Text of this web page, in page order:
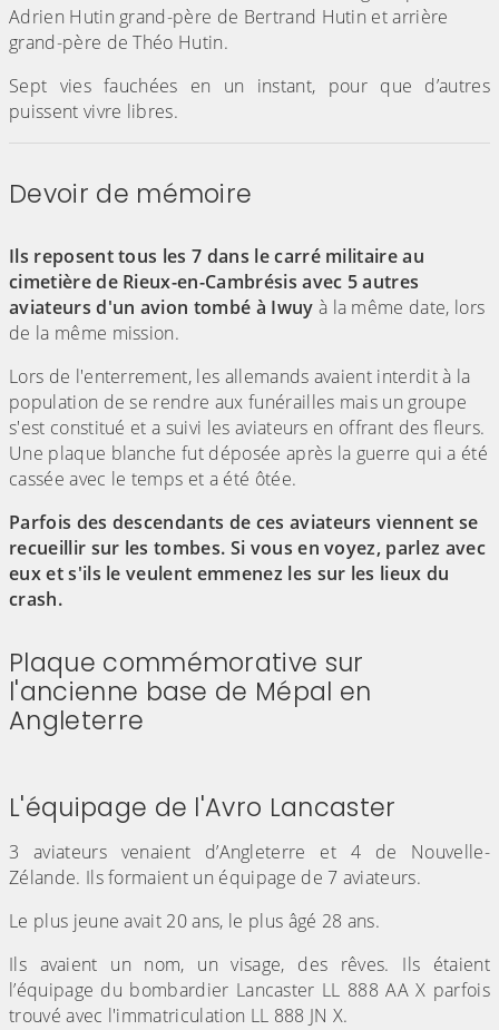
Adrien Hutin grand-père de Bertrand Hutin et arrière
grand-père de Théo Hutin.
Sept vies fauchées en un instant, pour que d’autres
puissent vivre libres.
Devoir de mémoire
Ils reposent tous les 7 dans le carré militaire au
cimetière de Rieux-en-Cambrésis avec 5 autres
aviateurs d'un avion tombé à Iwuy à la même date, lors
de la même mission.
Lors de l'enterrement, les allemands avaient interdit à la
population de se rendre aux funérailles mais un groupe
s'est constitué et a suivi les aviateurs en offrant des fleurs.
Une plaque blanche fut déposée après la guerre qui a été
cassée avec le temps et a été ôtée.
Parfois des descendants de ces aviateurs viennent se
recueillir sur les tombes. Si vous en voyez, parlez avec
eux et s'ils le veulent emmenez les sur les lieux du
crash.
Plaque commémorative sur
l'ancienne base de Mépal en
Angleterre
L'équipage de l'Avro Lancaster
3 aviateurs venaient d’Angleterre et 4 de Nouvelle-
Zélande. Ils formaient un équipage de 7 aviateurs.
Le plus jeune avait 20 ans, le plus âgé 28 ans.
Ils avaient un nom, un visage, des rêves. Ils étaient
l’équipage du bombardier Lancaster LL 888 AA X parfois
trouvé avec l'immatriculation LL 888 JN X.